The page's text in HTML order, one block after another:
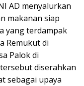
AD menyalurkan
makanan siap
yang terdampak
Remukut di
Palok di
diserahkan
sebagai upaya